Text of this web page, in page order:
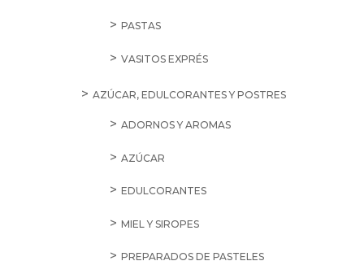
PASTAS
VASITOS EXPRÉS
AZÚCAR, EDULCORANTES Y POSTRES
ADORNOS Y AROMAS
AZÚCAR
EDULCORANTES
MIEL Y SIROPES
PREPARADOS DE PASTELES